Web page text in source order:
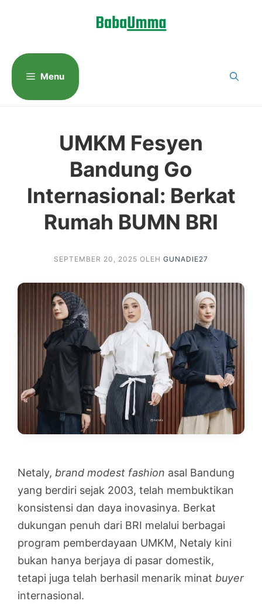
Menu
UMKM Fesyen
Bandung Go
Internasional: Berkat
Rumah BUMN BRI
SEPTEMBER 20, 2025 OLEH GUNADIE27
Netaly, brand modest fashion asal Bandung
yang berdiri sejak 2003, telah membuktikan
konsistensi dan daya inovasinya. Berkat
dukungan penuh dari BRI melalui berbagai
program pemberdayaan UMKM, Netaly kini
bukan hanya berjaya di pasar domestik,
tetapi juga telah berhasil menarik minat buyer
internasional.